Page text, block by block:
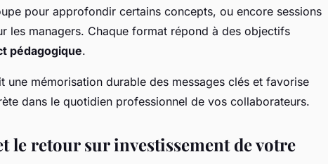
pour approfondir certains concepts, ou encore sessions
les managers. Chaque format répond à des objectifs
pédagogique.
une mémorisation durable des messages clés et favorise
dans le quotidien professionnel de vos collaborateurs.
le retour sur investissement de votre